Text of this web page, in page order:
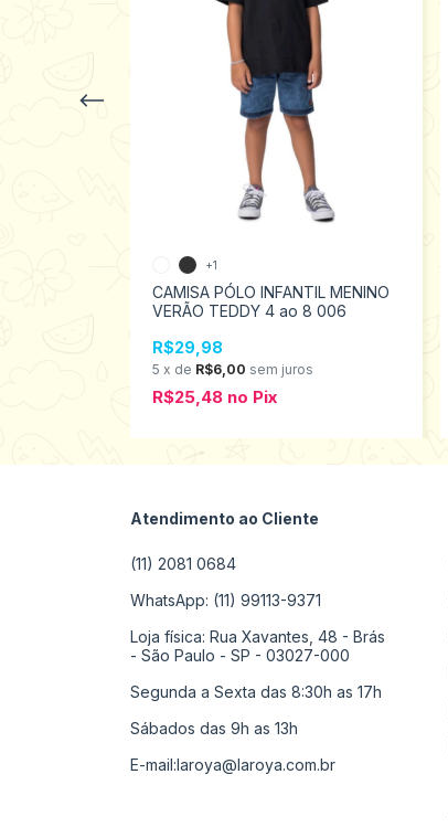
CAMISA PÓLO INFANTIL MENINO
VERÃO TEDDY 4 ao 8 006
R$29,98
5 x de R$6,00 sem juros
R$25,48 no Pix
+1
Atendimento ao Cliente
(11) 2081 0684
WhatsApp: (11) 99113-9371
Loja física: Rua Xavantes, 48 - Brás
- São Paulo - SP - 03027-000
Segunda a Sexta das 8:30h as 17h
Sábados das 9h as 13h
E-mail:laroya@laroya.com.br